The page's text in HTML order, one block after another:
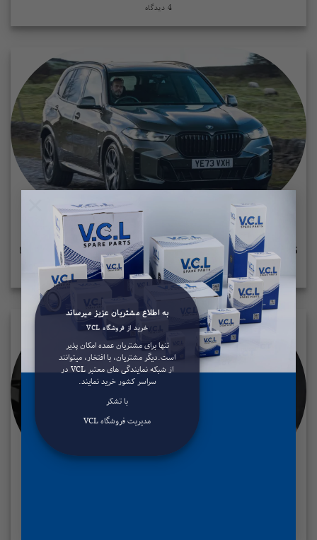
به اطلاع مشتریان عزیز میرساند
خرید از فروشگاه VCL
تنها برای مشتریان عمده امکان پذیر
است.دیگر مشتریان، با افتخار، میتوانند
از شبکه نمایندگی های معتبر VCL در
سراسر کشور خرید نمایند.
مدیریت فروشگاه VCL
×
بررسی BMW X5 (2023): پیشرفت پلاگین
BMW X5 و X6 به‌روزرسانی‌های مهمی را تجربه کرده‌اند این به‌روزرسانی‌ها
شامل موارد زیر می‌شود: طراحی.....